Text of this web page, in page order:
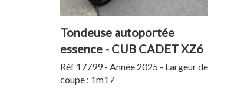
Tondeuse autoportée
essence - CUB CADET XZ6
Réf 17799 - Année 2025 - Largeur de
coupe : 1m17